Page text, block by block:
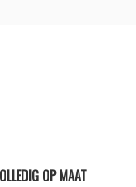
OP MAAT